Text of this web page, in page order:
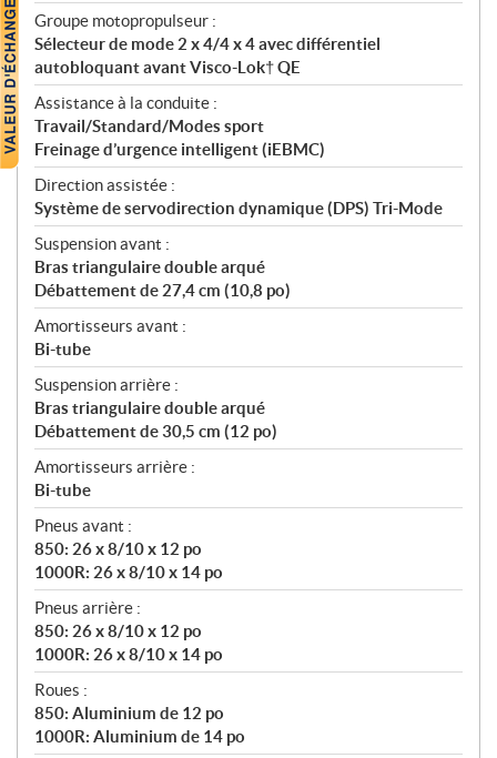
Groupe motopropulseur :
Sélecteur de mode 2 x 4/4 x 4 avec différentiel
autobloquant avant Visco-Lok† QE
Assistance à la conduite :
Travail/Standard/Modes sport
Freinage d’urgence intelligent (iEBMC)
Direction assistée :
Système de servodirection dynamique (DPS) Tri-Mode
Suspension avant :
Bras triangulaire double arqué
Débattement de 27,4 cm (10,8 po)
Amortisseurs avant :
Bi-tube
Suspension arrière :
Bras triangulaire double arqué
Débattement de 30,5 cm (12 po)
Amortisseurs arrière :
Bi-tube
Pneus avant :
850: 26 x 8/10 x 12 po
1000R: 26 x 8/10 x 14 po
Pneus arrière :
850: 26 x 8/10 x 12 po
1000R: 26 x 8/10 x 14 po
Roues :
850: Aluminium de 12 po
1000R: Aluminium de 14 po